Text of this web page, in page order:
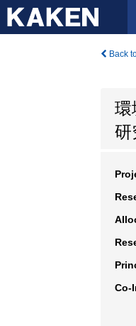
Back
環
研
Co-